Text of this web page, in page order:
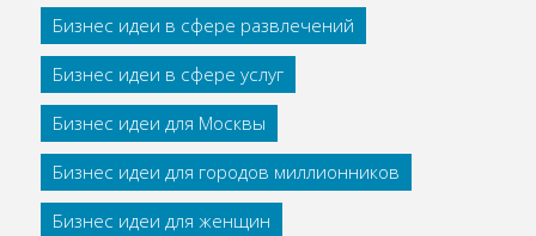
Бизнес идеи в сфере развлечений
Бизнес идеи в сфере услуг
Бизнес идеи для Москвы
Бизнес идеи для городов миллионников
Бизнес идеи для женщин